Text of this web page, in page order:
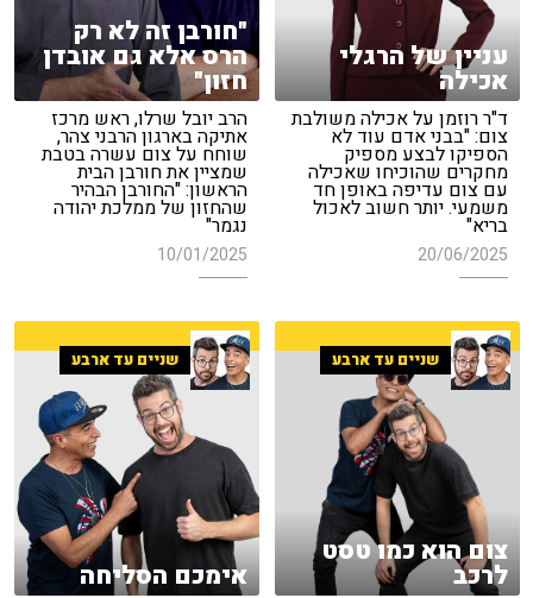
עניין של הרגלי
אכילה
ד"ר רוזמן על אכילה משולבת
צום: "בבני אדם עוד לא
הספיקו לבצע מספיק
מחקרים שהוכיחו שאכילה
עם צום עדיפה באופן חד
משמעי. יותר חשוב לאכול
בריא"
20/06/2025
"חורבן זה לא רק
הרס אלא גם אובדן
חזון"
הרב יובל שרלו, ראש מרכז
אתיקה בארגון הרבני צהר,
שוחח על צום עשרה בטבת
שמציין את חורבן הבית
הראשון: "החורבן הבהיר
שהחזון של ממלכת יהודה
נגמר"
10/01/2025
שניים עד ארבע
צום הוא כמו טסט
לרכב
שניים עד ארבע
אימכם הסליחה